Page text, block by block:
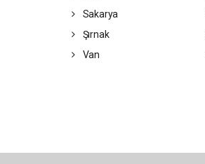
Sakarya
Şırnak
Van